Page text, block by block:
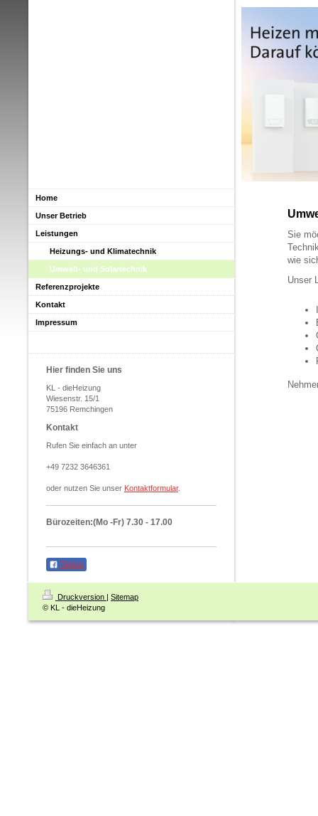
Sie
wie
Unser
Home
Unser Betrieb
Leistungen
Heizungs- und Klimatechnik
Umwelt- und Solartechnik
Referenzprojekte
Kontakt
Impressum
Hier finden Sie uns
KL - dieHeizung
Wiesenstr. 15/1
75196 Remchingen
Kontakt
Rufen Sie einfach an unter
+49 7232 3646361
oder nutzen Sie unser Kontaktformular.
Bürozeiten:(Mo -Fr) 7.30 - 17.00
Teilen
Druckversion | Sitemap
© KL - dieHeizung